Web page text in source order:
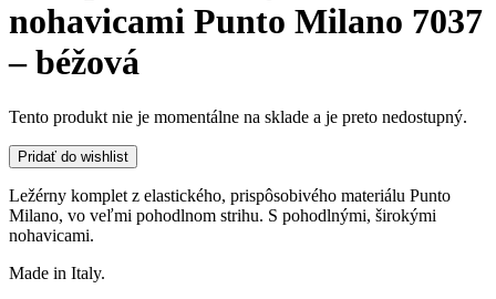
nohavicami Punto Milano 7037
– béžová
Tento produkt nie je momentálne na sklade a je preto nedostupný.
Pridať do wishlist
Ležérny komplet z elastického, prispôsobivého materiálu Punto
Milano, vo veľmi pohodlnom strihu. S pohodlnými, širokými
nohavicami.
Made in Italy.